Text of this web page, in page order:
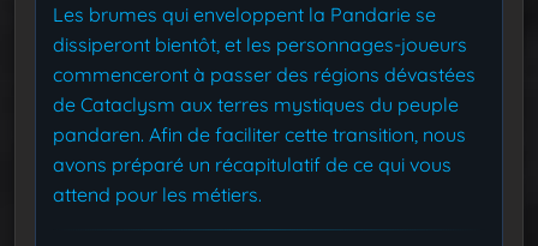
Les brumes qui enveloppent la Pandarie se
dissiperont bientôt, et les personnages-joueurs
commenceront à passer des régions dévastées
de Cataclysm aux terres mystiques du peuple
pandaren. Afin de faciliter cette transition, nous
avons préparé un récapitulatif de ce qui vous
attend pour les métiers.